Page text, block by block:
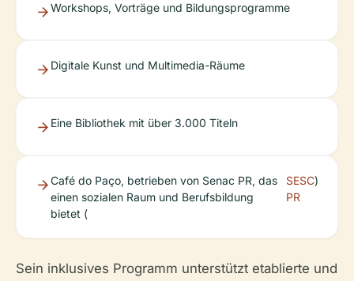
Workshops, Vorträge und Bildungsprogramme
Digitale Kunst und Multimedia-Räume
Eine Bibliothek mit über 3.000 Titeln
Café do Paço, betrieben von Senac PR, das
einen sozialen Raum und Berufsbildung
bietet (
SESC
PR
)
Sein inklusives Programm unterstützt etablierte und